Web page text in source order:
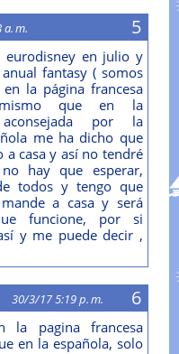
m.
eurodisney en julio y
fantasy ( somos
la página francesa
que en la
por la
me ha dicho que
a casa y así no tendré
hay que esperar,
todos y tengo que
a casa y será
funcione, por si
y me puede decir ,
30/3/17 5:19 p. m.
la pagina francesa
en la española, solo